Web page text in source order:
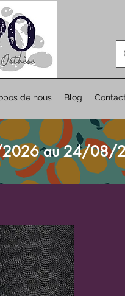
de nous Blog Contact
2026 au 24/08/